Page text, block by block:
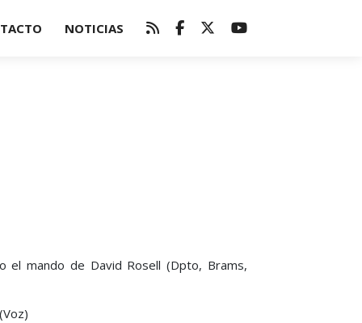
NOTICIAS
el mando de David Rosell (Dpto, Brams,